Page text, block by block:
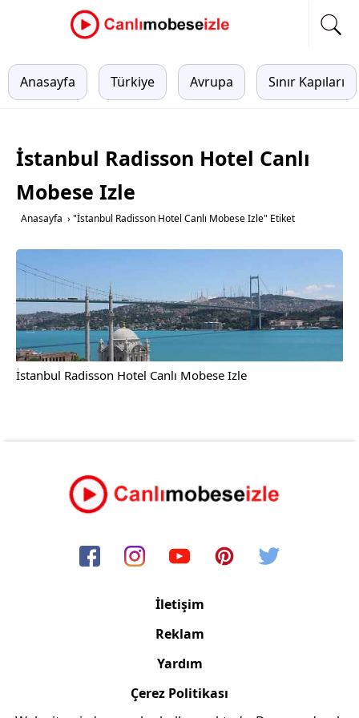
Anasayfa Türkiye Avrupa Sınır Kapıları
İstanbul Radisson Hotel Canlı
Mobese Izle
Anasayfa › "İstanbul Radisson Hotel Canlı Mobese Izle" Etiket
İstanbul Radisson Hotel Canlı Mobese Izle
İletişim
Reklam
Yardım
Çerez Politikası